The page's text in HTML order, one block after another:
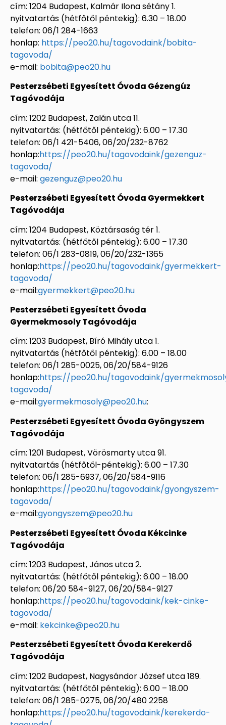
cím: 1204 Budapest, Kalmár Ilona sétány 1.
nyitvatartás (hétfőtől péntekig): 6.30 – 18.00
telefon: 06/1 284-1663
honlap: https://peo20.hu/tagovodaink/bobita-
tagovoda/
e-mail: bobita@peo20.hu
Pesterzsébeti Egyesített Óvoda Gézengúz
Tagóvodája
cím: 1202 Budapest, Zalán utca 11.
nyitvatartás: (hétfőtől péntekig): 6.00 – 17.30
telefon: 06/1 421-5406, 06/20/232-8762
honlap:https://peo20.hu/tagovodaink/gezenguz-
tagovoda/
e-mail: gezenguz@peo20.hu
Pesterzsébeti Egyesített Óvoda Gyermekkert
Tagóvodája
cím: 1204 Budapest, Köztársaság tér 1.
nyitvatartás: (hétfőtől péntekig): 6.00 – 17.30
telefon: 06/1 283-0819, 06/20/232-1365
honlap:https://peo20.hu/tagovodaink/gyermekkert-
tagovoda/
e-mail:gyermekkert@peo20.hu
Pesterzsébeti Egyesített Óvoda
Gyermekmosoly Tagóvodája
cím: 1203 Budapest, Bíró Mihály utca 1.
nyitvatartás (hétfőtől péntekig): 6.00 – 18.00
telefon: 06/1 285-0025, 06/20/584-9126
honlap:https://peo20.hu/tagovodaink/
tagovoda/
e-mail:gyermekmosoly@peo20.hu:
Pesterzsébeti Egyesített Óvoda Gyöngyszem
Tagóvodája
cím: 1201 Budapest, Vörösmarty utca 91.
nyitvatartás (hétfőtől-péntekig): 6.00 – 17.30
telefon: 06/1 285-6937, 06/20/584-9116
honlap:https://peo20.hu/tagovodaink/gyongyszem-
tagovoda/
e-mail:gyongyszem@peo20.hu
Pesterzsébeti Egyesített Óvoda Kékcinke
Tagóvodája
cím: 1203 Budapest, János utca 2.
nyitvatartás: (hétfőtől péntekig): 6.00 – 18.00
telefon: 06/20 584-9127, 06/20/584-9127
honlap:https://peo20.hu/tagovodaink/kek-cinke-
tagovoda/
e-mail: kekcinke@peo20.hu
Pesterzsébeti Egyesített Óvoda Kerekerdő
Tagóvodája
cím: 1202 Budapest, Nagysándor József utca 189.
nyitvatartás: (hétfőtől péntekig): 6.00 – 18.00
telefon: 06/1 285-0275, 06/20/480 2258
honlap:https://peo20.hu/tagovodaink/kerekerdo-